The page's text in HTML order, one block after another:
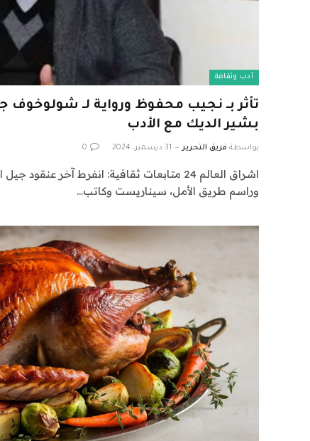
أدب وثقافة
تأثر بـ نجيب محفوظ ورواية لـ شولوخوف
بشير الديك مع الأدب
بواسطة فريق التحرير 31 ديسمبر، 2024 0
اشراق العالم 24 متابعات ثقافية: انفرط آخر
وراسم طريق الأمل، سيناريست وكاتب…